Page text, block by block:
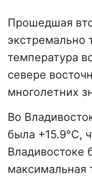
Прошедшая
экстремально
температура
севере
многолетних
Во
была +15.9°C,
Владивостоке
максимальная